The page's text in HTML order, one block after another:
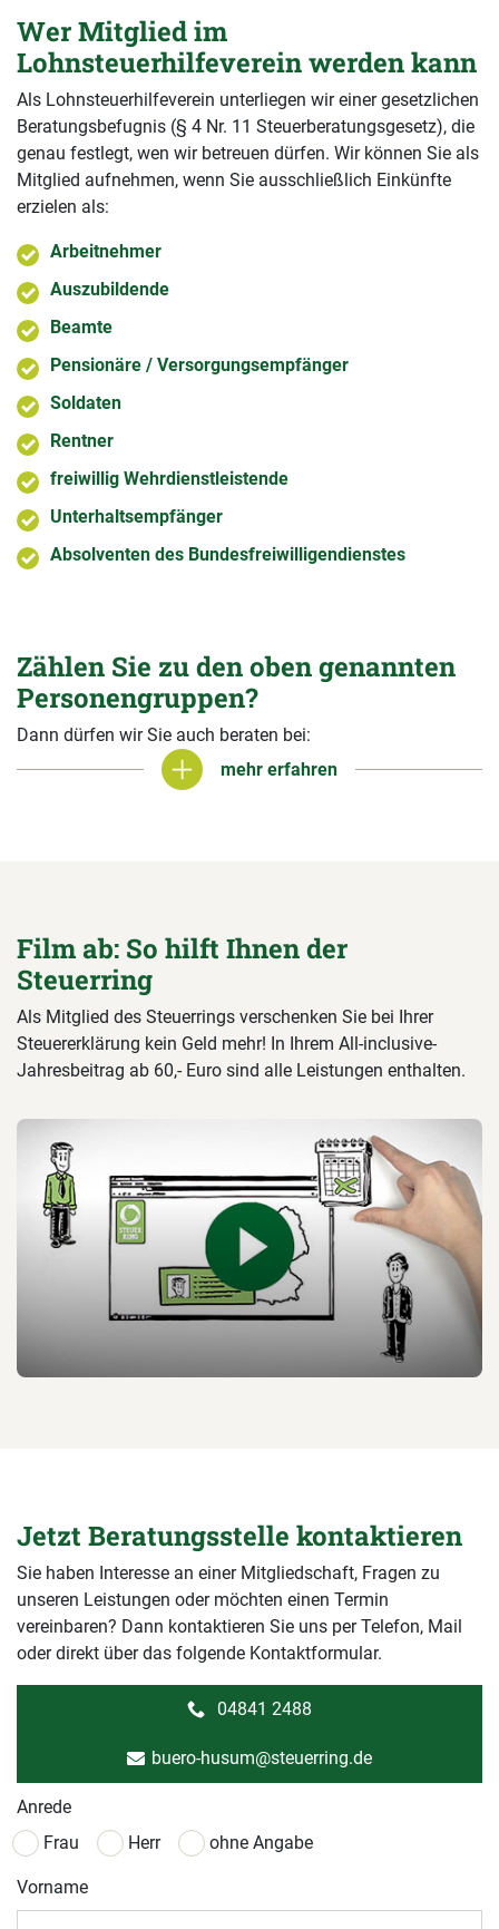
Wer Mitglied im
Lohnsteuerhilfeverein werden kann
Als Lohnsteuerhilfeverein unterliegen wir einer gesetzlichen
Beratungsbefugnis (§ 4 Nr. 11 Steuerberatungsgesetz), die
genau festlegt, wen wir betreuen dürfen. Wir können Sie als
Mitglied aufnehmen, wenn Sie ausschließlich Einkünfte
erzielen als:
Arbeitnehmer
Auszubildende
Beamte
Pensionäre / Versorgungsempfänger
Soldaten
Rentner
freiwillig Wehrdienstleistende
Unterhaltsempfänger
Absolventen des Bundesfreiwilligendienstes
Zählen Sie zu den oben genannten
Personengruppen?
Dann dürfen wir Sie auch beraten bei:
mehr erfahren
mehr erfahren
Film ab: So hilft Ihnen der
Steuerring
Als Mitglied des Steuerrings verschenken Sie bei Ihrer
Steuererklärung kein Geld mehr! In Ihrem All-inclusive-
Jahresbeitrag ab 60,- Euro sind alle Leistungen enthalten.
Jetzt Beratungsstelle kontaktieren
Sie haben Interesse an einer Mitgliedschaft, Fragen zu
unseren Leistungen oder möchten einen Termin
vereinbaren? Dann kontaktieren Sie uns per Telefon, Mail
oder direkt über das folgende Kontaktformular.
04841 2488
buero-husum@steuerring.de
Anrede
Frau
Herr ohne Angabe
Vorname